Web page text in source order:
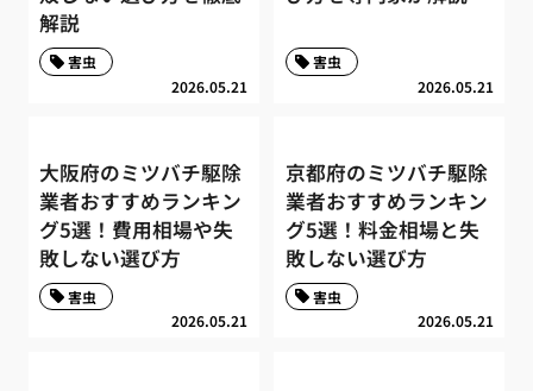
解説
2026.05.21
害虫
2026.05.21
害虫
大阪府のミツバチ駆除
業者おすすめランキン
グ5選！費用相場や失
敗しない選び方
2026.05.21
害虫
京都府のミツバチ駆除
業者おすすめランキン
グ5選！料金相場と失
敗しない選び方
2026.05.21
害虫